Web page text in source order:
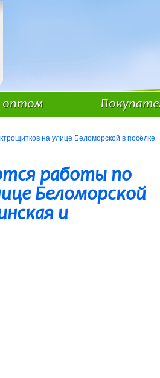
оптом
на улице Беломорской в посёлке
работы по
Беломорской
и